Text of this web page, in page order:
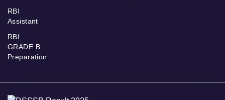
RBI
Assistant
RBI
GRADE B
Preparation